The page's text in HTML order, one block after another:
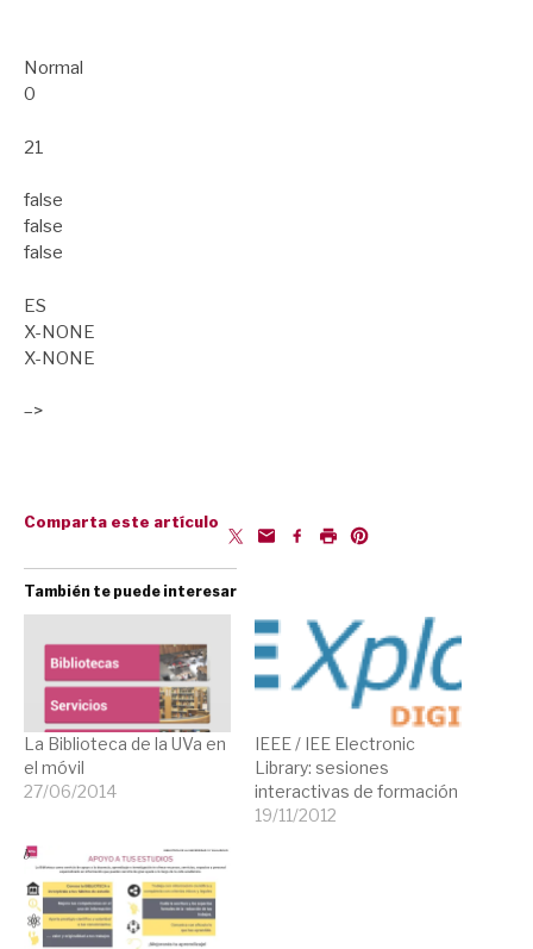
Normal
0
21
false
false
false
ES
X-NONE
X-NONE
–>
Comparta este artículo
También te puede interesar
La Biblioteca de la UVa en
el móvil
27/06/2014
IEEE / IEE Electronic
Library: sesiones
interactivas de formación
19/11/2012